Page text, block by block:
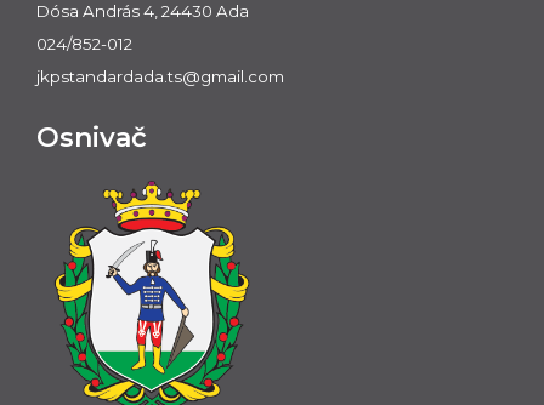
Dósa András 4, 24430 Ada
024/852-012
jkpstandardada.ts@gmail.com
Osnivač